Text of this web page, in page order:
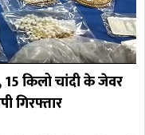
15 किलो चांदी के जेवर
गिरफ्तार